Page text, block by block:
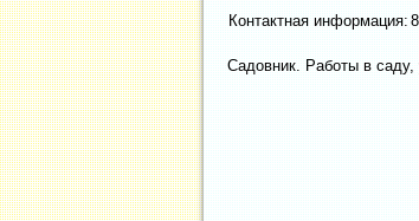
Контактная информация:
Садовник. Работы в саду,